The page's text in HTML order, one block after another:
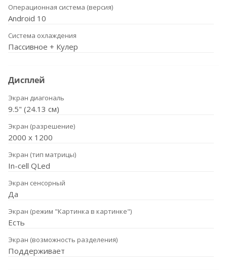
Операционная система (версия)
Android 10
Система охлаждения
Пассивное + Кулер
Дисплей
Экран диагональ
9.5" (24.13 см)
Экран (разрешение)
2000 x 1200
Экран (тип матрицы)
In-cell QLed
Экран сенсорный
Да
Экран (режим "Картинка в картинке")
Есть
Экран (возможность разделения)
Поддерживает